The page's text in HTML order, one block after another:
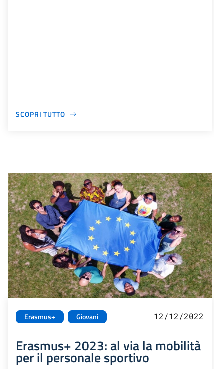
SCOPRI TUTTO
Erasmus+ Giovani 12/12/2022
Erasmus+ 2023: al via la mobilità
per il personale sportivo